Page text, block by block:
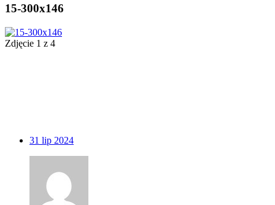
15-300x146
Zdjęcie 1 z 4
31 lip 2024